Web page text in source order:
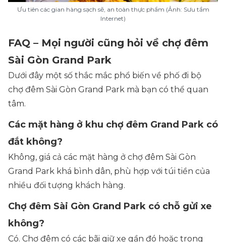
Ưu tiên các gian hàng sạch sẽ, an toàn thực phẩm (Ảnh: Sưu tầm
Internet)
FAQ – Mọi người cũng hỏi về chợ đêm
Sài Gòn Grand Park
Dưới đây một số thắc mắc phổ biến về phố đi bộ
chợ đêm Sài Gòn Grand Park mà bạn có thể quan
tâm.
Các mặt hàng ở khu chợ đêm Grand Park có
đắt không?
Không, giá cả các mặt hàng ở chợ đêm Sài Gòn
Grand Park khá bình dân, phù hợp với túi tiền của
nhiều đối tượng khách hàng.
Chợ đêm Sài Gòn Grand Park có chỗ gửi xe
không?
Có. Chợ đêm có các bãi giữ xe gần đó hoặc trong